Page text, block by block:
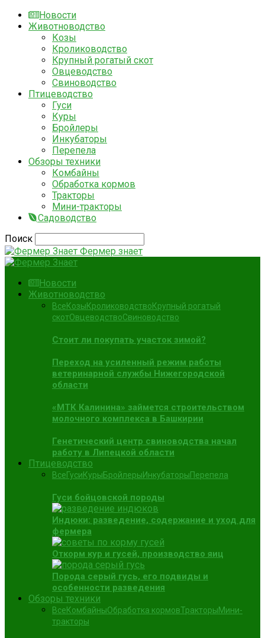
Новости
Животноводство
Козы
Кролиководство
Крупный рогатый скот
Овцеводство
Свиноводство
Птицеводство
Гуси
Куры
Бройлеры
Инкубаторы
Перепела
Обзоры техники
Комбайны
Обработка кормов
Тракторы
Мини-тракторы
Садоводство
Поиск
Фермер знает
Новости
Животноводство
ВсеКозыКролиководствоКрупный рогатый
скотОвцеводствоСвиноводство
Стоит ли покупать участок зимой?
Переход на усиленный режим работы
ветеринарной службы Нижегородской
области
«МТК Калинина» займется строительством
молочного комплекса в Башкирии
Генетический центр свиноводства начал
работу в Липецкой области
Птицеводство
ВсеГусиКурыБройлерыИнкубаторыПерепела
Гуси бойцовской породы
Индюки: разведение, содержание и уход для
фермера
Откорм кур и гусей, производство яиц
Порода серый гусь, его подвиды и
особенности разведения
Обзоры техники
ВсеКомбайныОбработка кормовТракторыМини-
тракторы